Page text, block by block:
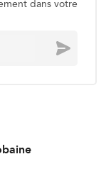
dans votre
Envoyer